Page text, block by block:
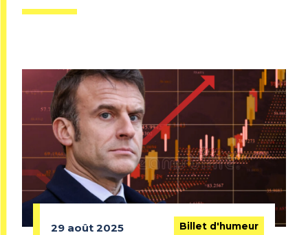
29 août 2025 Billet d'humeur